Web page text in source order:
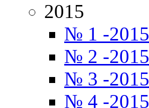
2015
№ 1 -2015
№ 2 -2015
№ 3 -2015
№ 4 -2015